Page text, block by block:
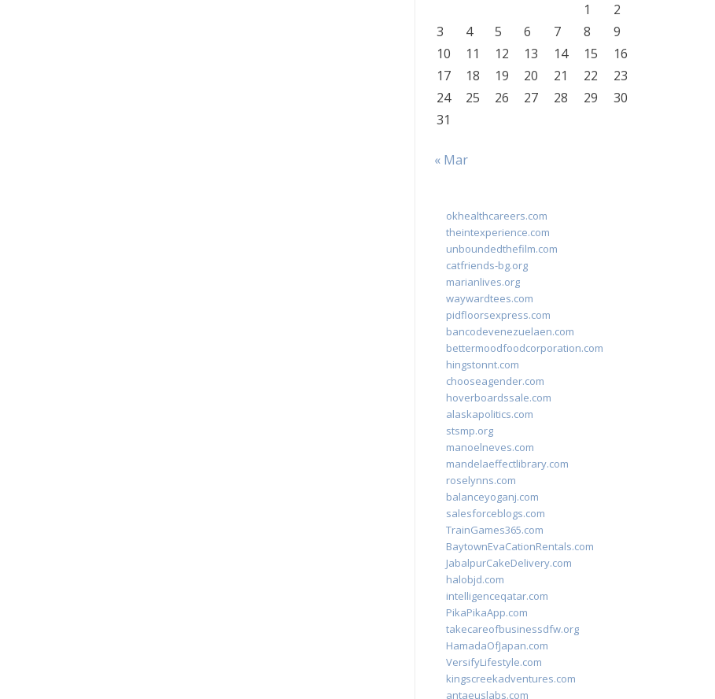
1
2
3
4 5 6 7 8
9
10
11 12 13 14 15
16
17
18 19 20 21 22
23
24
25 26 27 28 29
30
31
« Mar
okhealthcareers.com
theintexperience.com
unboundedthefilm.com
catfriends-bg.org
marianlives.org
waywardtees.com
pidfloorsexpress.com
bancodevenezuelaen.com
bettermoodfoodcorporation.com
hingstonnt.com
chooseagender.com
hoverboardssale.com
alaskapolitics.com
stsmp.org
manoelneves.com
mandelaeffectlibrary.com
roselynns.com
balanceyoganj.com
salesforceblogs.com
TrainGames365.com
BaytownEvaCationRentals.com
JabalpurCakeDelivery.com
halobjd.com
intelligenceqatar.com
PikaPikaApp.com
takecareofbusinessdfw.org
HamadaOfJapan.com
VersifyLifestyle.com
kingscreekadventures.com
antaeuslabs.com